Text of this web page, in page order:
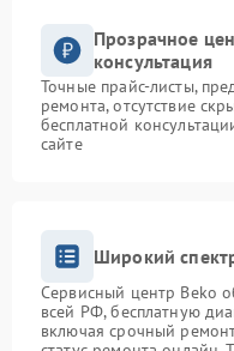
Прозрачное
консультация
Точные прайс-листы,
ремонта, отсутствие
бесплатной
сайте
Широкий
Сервисный центр Beko
всей РФ, бесплатную
включая срочный